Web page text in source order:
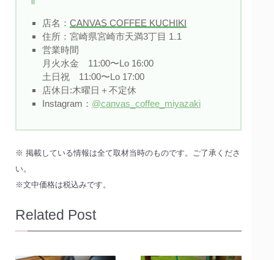
店名： CANVAS COFFEE KUCHIKI
住所：宮崎県宮崎市天満3丁目 1₋1
営業時間
月火水金 11:00〜Lo 16:00
土日祝 11:00〜Lo 17:00
店休日:木曜日＋不定休
Instagram： @canvas_coffee_miyazaki
※ 掲載している情報は全て取材当時のものです。ご了承くださ
い。
※文中価格は税込みです。
Related Post